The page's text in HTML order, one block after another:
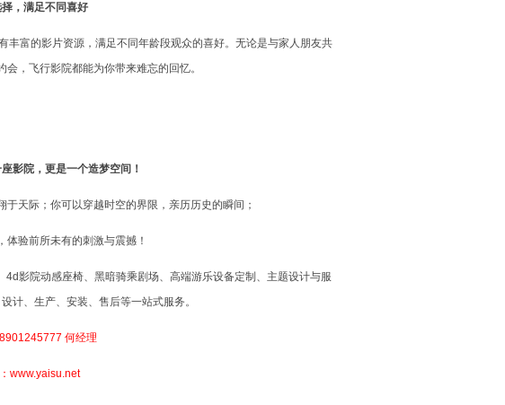
，满足不同喜好
丰富的影片资源，满足不同年龄段观众的喜好。无论是与家人朋友共
，飞行影院都能为你带来难忘的回忆。
影院，更是一个造梦空间！
天际；你可以穿越时空的界限，亲历历史的瞬间；
体验前所未有的刺激与震撼！
4d影院动感座椅、黑暗骑乘剧场、高端游乐设备定制、主题设计与服
计、生产、安装、售后等一站式服务。
何经理
www.yaisu.net